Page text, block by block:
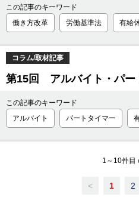
この記事のキーワード
働き方改革
労働基準法 有給
コラム/取材記事
第15回 アルバイト・パー
この記事のキーワード
アルバイト
パートタイマー
1 ～ 10件目
< 1 2